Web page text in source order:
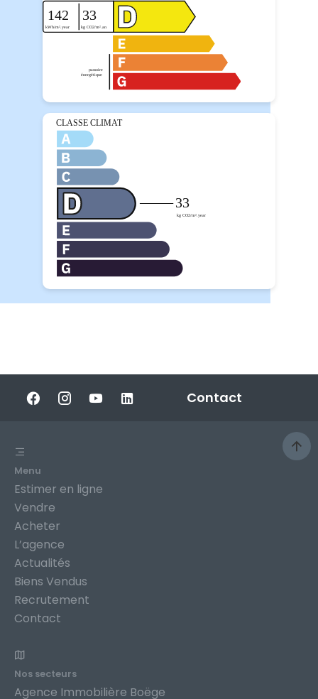
Contact
Menu
Estimer en ligne
Vendre
Acheter
L’agence
Actualités
Biens Vendus
Recrutement
Contact
Nos secteurs
Agence Immobilière Boëge